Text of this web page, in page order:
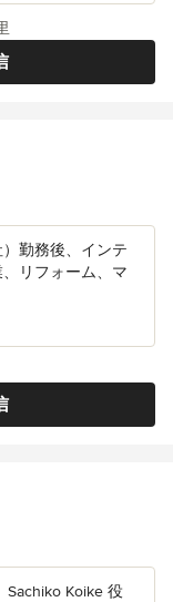
勤務後、インテ
リフォーム、マ
Koike 役